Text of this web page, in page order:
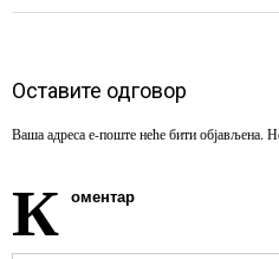
Оставите одговор
Ваша адреса е-поште неће бити објављена.
К оментар